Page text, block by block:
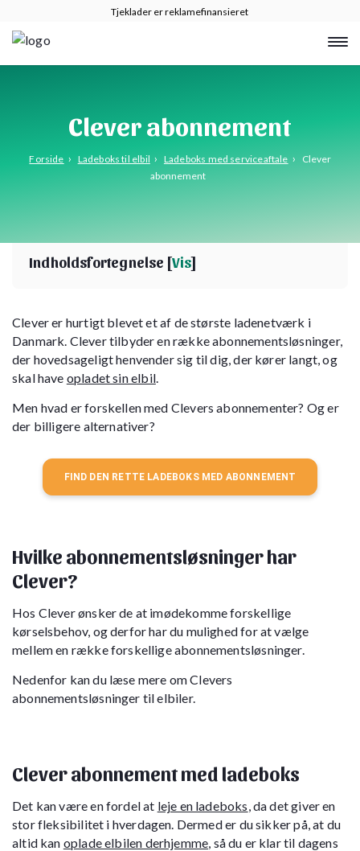
Tjeklader er reklamefinansieret
Clever abonnement
Forside › Ladeboks til elbil › Ladeboks med serviceaftale ›
Clever
abonnement
Indholdsfortegnelse [Vis]
Clever er hurtigt blevet et af de største ladenetværk i
Danmark. Clever tilbyder en række abonnementsløsninger,
der hovedsageligt henvender sig til dig, der kører langt, og
skal have opladet sin elbil.
Men hvad er forskellen med Clevers abonnementer? Og er
der billigere alternativer?
FIND DEN RETTE LADEBOKS MED ABONNEMENT
Hvilke abonnementsløsninger har
Clever?
Hos Clever ønsker de at imødekomme forskellige
kørselsbehov, og derfor har du mulighed for at vælge
mellem en række forskellige abonnementsløsninger.
Nedenfor kan du læse mere om Clevers
abonnementsløsninger til elbiler.
Clever abonnement med ladeboks
Det kan være en fordel at leje en ladeboks, da det giver en
stor fleksibilitet i hverdagen. Dermed er du sikker på, at du
altid kan oplade elbilen derhjemme, så du er klar til dagens